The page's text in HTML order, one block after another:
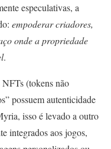
especulativas, a
empoderar criadores,
onde a propriedade
.
NFTs (tokens não
possuem autenticidade
isso é levado a outro
integrados aos jogos,